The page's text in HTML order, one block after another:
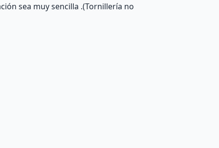
sea muy sencilla .(Tornillería no